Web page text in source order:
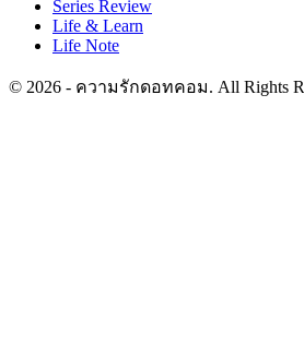
Series Review
Life & Learn
Life Note
© 2026 - ความรักดอทคอม. All Rights